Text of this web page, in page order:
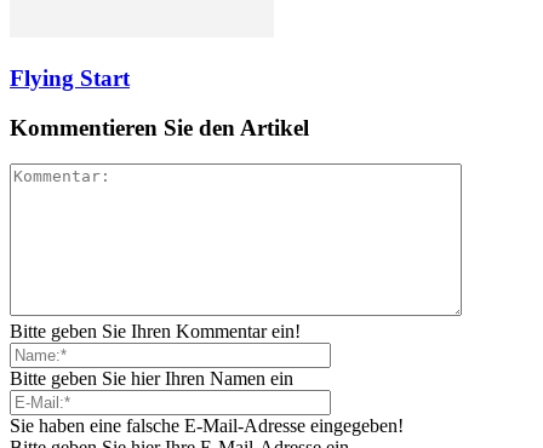
Flying Start
Kommentieren Sie den Artikel
Bitte geben Sie Ihren Kommentar ein!
Bitte geben Sie hier Ihren Namen ein
Sie haben eine falsche E-Mail-Adresse eingegeben!